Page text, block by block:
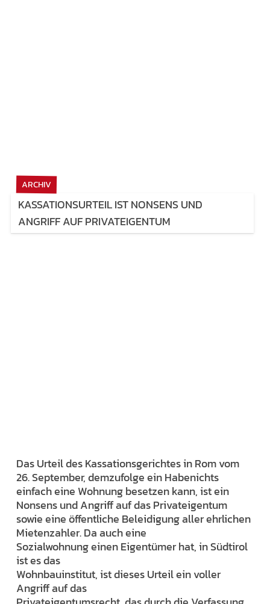
ARCHIV
KASSATIONSURTEIL IST NONSENS UND
ANGRIFF AUF PRIVATEIGENTUM
Das Urteil des Kassationsgerichtes in Rom vom
26. September, demzufolge ein Habenichts
einfach eine Wohnung besetzen kann, ist ein
Nonsens und Angriff auf das Privateigentum
sowie eine öffentliche Beleidigung aller ehrlichen
Mietenzahler. Da auch eine
Sozialwohnung einen Eigentümer hat, in Südtirol
ist es das
Wohnbauinstitut, ist dieses Urteil ein voller
Angriff auf das